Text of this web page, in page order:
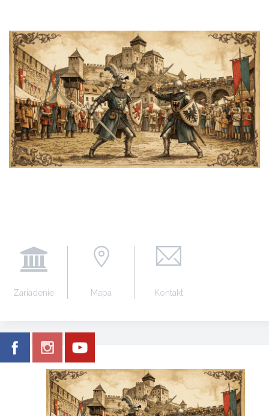
Zariadenie Mapa Kontakt